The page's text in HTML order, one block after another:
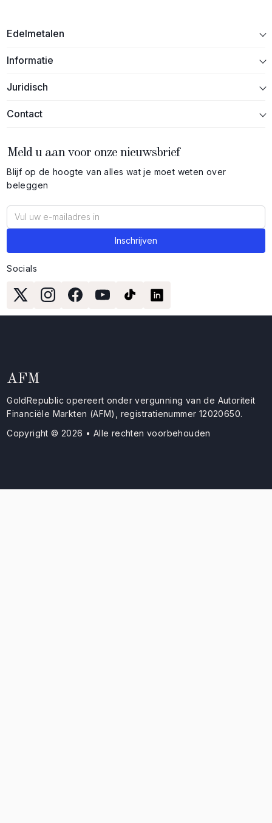
Edelmetalen
Informatie
Juridisch
Contact
Meld u aan voor onze nieuwsbrief
Blijf op de hoogte van alles wat je moet weten over
beleggen
Socials
AFM
GoldRepublic opereert onder vergunning van de Autoriteit
Financiële Markten (AFM), registratienummer 12020650.
Copyright © 2026 • Alle rechten voorbehouden